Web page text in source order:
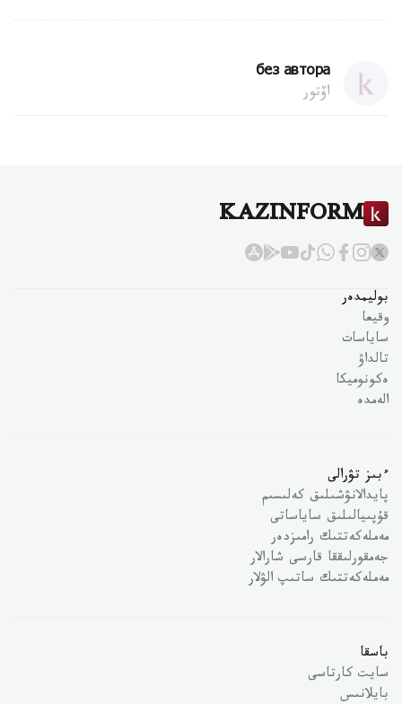
без автора
اۆتور
KAZINFORM
بوليمدەر
وقيعا
ساياسات
تالداۋ
ەكونوميكا
الەمدە
ءبىز تۋرالى
پايدالانۋشىلىق كەلىسىم
قۇپىيالىلىق ساياساتى
مەملەكەتتىك رامىزدەر
جەمقورلىققا قارسى شارالار
مەملەكەتتىك ساتىپ الۋلار
باسقا
سايت كارتاسى
بايلانىس